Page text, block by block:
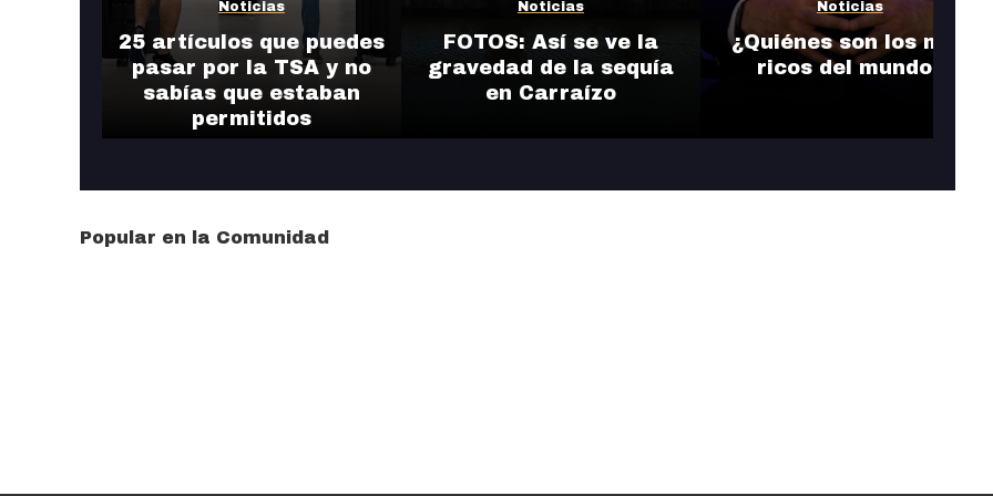
Noticias
25 artículos que puedes
pasar por la TSA y no
sabías que estaban
permitidos
Noticias
FOTOS: Así se ve la
gravedad de la sequía
en Carraízo
Noticias
¿Quiénes son los más
ricos del mundo?
Popular en la Comunidad